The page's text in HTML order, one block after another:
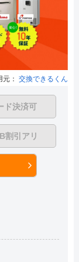
元： 交換できるくん
ド決済可
割引アリ